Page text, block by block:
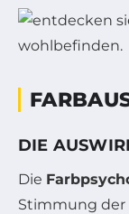
DIE
Die
Stimmung der